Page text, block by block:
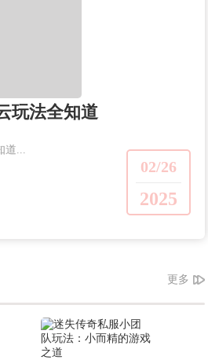
玩法全知道
02/26
2025
道...
更多